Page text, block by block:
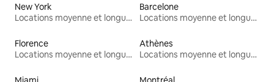
New York
Locations moyenne et longue durée
Barcelone
Locations moyenne et longue durée
Florence
Locations moyenne et longue durée
Athènes
Locations moyenne et longue durée